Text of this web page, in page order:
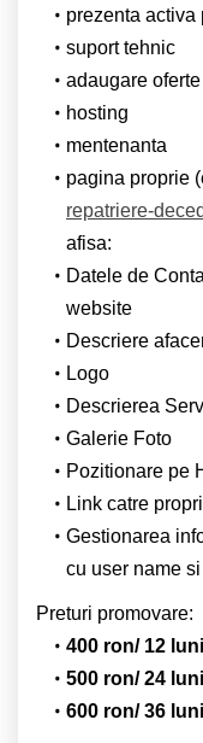
prezenta activa
suport tehnic
adaugare
hosting
mentenanta
pagina proprie
repatriere-
afisa:
Datele de
website
Descriere
Logo
Descrierea
Galerie Foto
Pozitionare pe
Link catre
Gestionarea
cu user name
Preturi promovare:
400 ron/ 12 luni
500 ron/ 24 luni
600 ron/ 36 luni